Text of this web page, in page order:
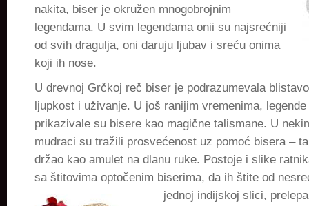
nakita, biser je okružen mnogobrojnim
legendama. U svim legendama onii su najsrećniji
od svih dragulja, oni daruju ljubav i sreću onima
koji ih nose.
U drevnoj Grčkoj reč biser je podrazumevala
ljupkost i uživanje. U još ranijim vremenima,
prikazivale su bisere kao magične talismane. U
mudraci su tražili prosvećenost uz pomoć bisera –
držao kao amulet na dlanu ruke. Postoje i slike
sa štitovima optočenim biserima, da ih štite od
jednoj indijskoj slici,